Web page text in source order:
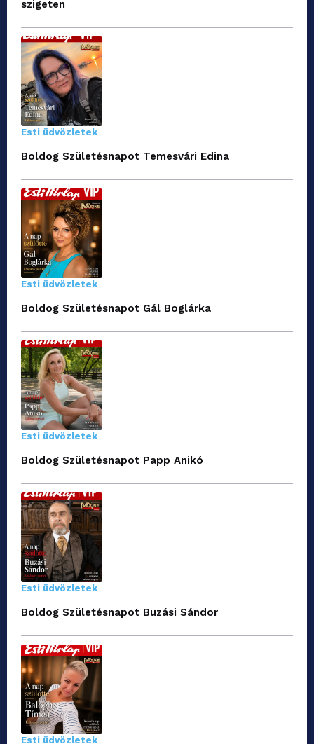
szigeten
Esti üdvözletek
Boldog Születésnapot Temesvári Edina
Esti üdvözletek
Boldog Születésnapot Gál Boglárka
Esti üdvözletek
Boldog Születésnapot Papp Anikó
Esti üdvözletek
Boldog Születésnapot Buzási Sándor
Esti üdvözletek